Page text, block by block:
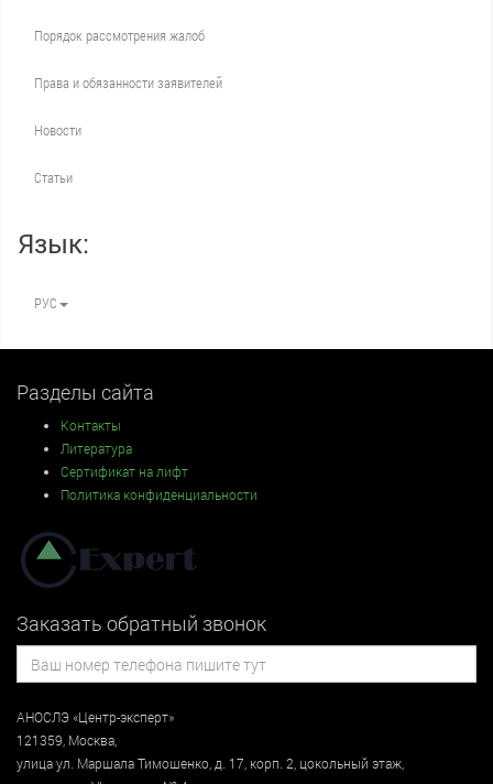
Порядок рассмотрения жалоб
Права и обязанности заявителей
Новости
Статьи
Язык:
РУС
Разделы сайта
Контакты
Литература
Сертификат на лифт
Политика конфиденциальности
Заказать обратный звонок
АНОСЛЭ «Центр-эксперт»
121359 Москва
улицаул. Маршала Тимошенко, д. 17, корп. 2, цокольный этаж